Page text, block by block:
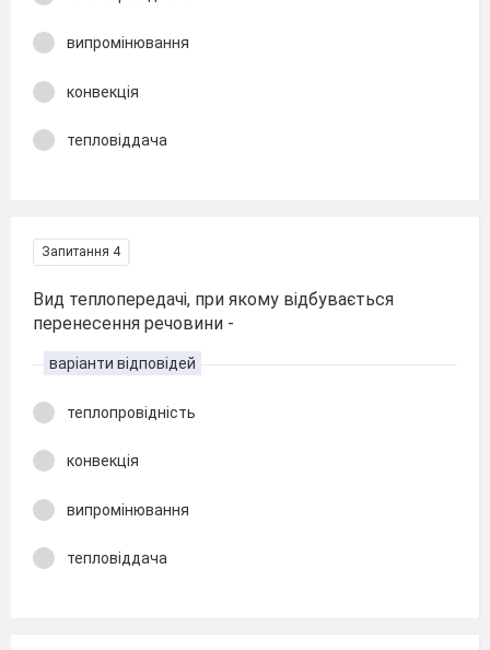
випромінювання
конвекція
тепловіддача
Запитання 4
Вид теплопередачі, при якому відбувається
перенесення речовини -
варіанти відповідей
теплопровідність
конвекція
випромінювання
тепловіддача